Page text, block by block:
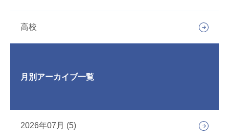
高校
月別アーカイブ一覧
2026年07月 (5)